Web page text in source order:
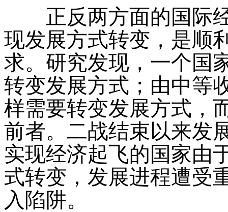
正反两方面的国际经
现发展方式转变，是顺
求。研究发现，一个国
转变发展方式；由中等
样需要转变发展方式，
前者。二战结束以来发
实现经济起飞的国家由
式转变，发展进程遭受
入陷阱。